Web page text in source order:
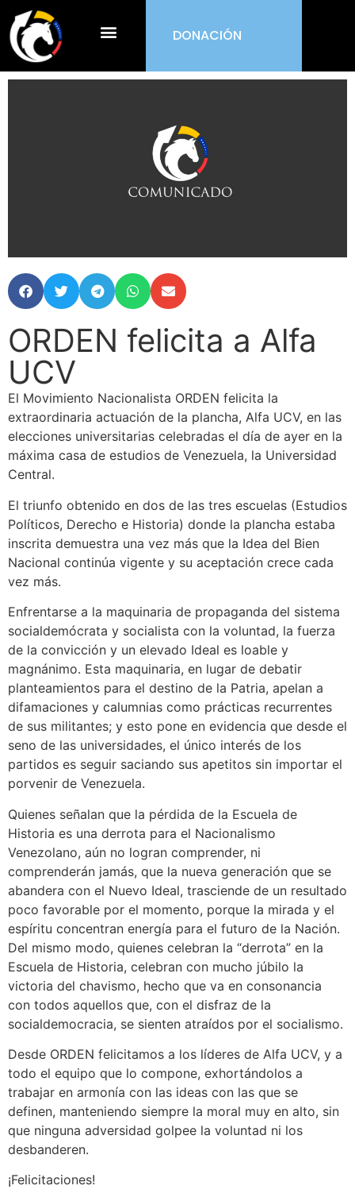
DONACIÓN
ORDEN felicita a Alfa
UCV
El Movimiento Nacionalista ORDEN felicita la
extraordinaria actuación de la plancha, Alfa UCV, en las
elecciones universitarias celebradas el día de ayer en la
máxima casa de estudios de Venezuela, la Universidad
Central.
El triunfo obtenido en dos de las tres escuelas (Estudios
Políticos, Derecho e Historia) donde la plancha estaba
inscrita demuestra una vez más que la Idea del Bien
Nacional continúa vigente y su aceptación crece cada
vez más.
Enfrentarse a la maquinaria de propaganda del sistema
socialdemócrata y socialista con la voluntad, la fuerza
de la convicción y un elevado Ideal es loable y
magnánimo. Esta maquinaria, en lugar de debatir
planteamientos para el destino de la Patria, apelan a
difamaciones y calumnias como prácticas recurrentes
de sus militantes; y esto pone en evidencia que desde el
seno de las universidades, el único interés de los
partidos es seguir saciando sus apetitos sin importar el
porvenir de Venezuela.
Quienes señalan que la pérdida de la Escuela de
Historia es una derrota para el Nacionalismo
Venezolano, aún no logran comprender, ni
comprenderán jamás, que la nueva generación que se
abandera con el Nuevo Ideal, trasciende de un resultado
poco favorable por el momento, porque la mirada y el
espíritu concentran energía para el futuro de la Nación.
Del mismo modo, quienes celebran la “derrota” en la
Escuela de Historia, celebran con mucho júbilo la
victoria del chavismo, hecho que va en consonancia
con todos aquellos que, con el disfraz de la
socialdemocracia, se sienten atraídos por el socialismo.
Desde ORDEN felicitamos a los líderes de Alfa UCV, y a
todo el equipo que lo compone, exhortándolos a
trabajar en armonía con las ideas con las que se
definen, manteniendo siempre la moral muy en alto, sin
que ninguna adversidad golpee la voluntad ni los
desbanderen.
¡Felicitaciones!